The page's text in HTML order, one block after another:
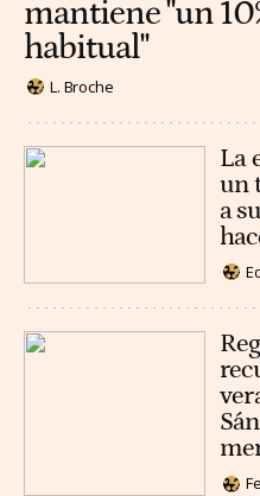
mantiene "un
habitual"
L. Broche
La
un
a